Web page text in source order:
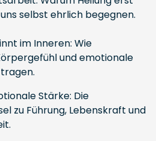
selbst ehrlich begegnen.
im Inneren: Wie
und emotionale
Stärke: Die
zu Führung, Lebenskraft und